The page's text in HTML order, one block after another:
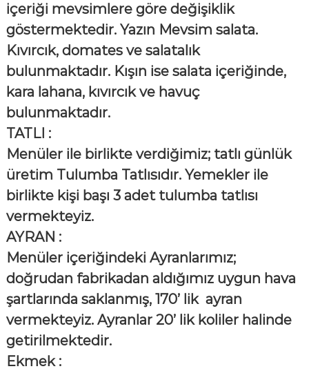
içeriği mevsimlere göre değişiklik
göstermektedir. Yazın Mevsim salata.
Kıvırcık, domates ve salatalık
bulunmaktadır. Kışın ise salata içeriğinde,
kara lahana, kıvırcık ve havuç
bulunmaktadır.
TATLI :
Menüler ile birlikte verdiğimiz; tatlı günlük
üretim Tulumba Tatlısıdır. Yemekler ile
birlikte kişi başı 3 adet tulumba tatlısı
vermekteyiz.
AYRAN :
Menüler içeriğindeki Ayranlarımız;
doğrudan fabrikadan aldığımız uygun hava
şartlarında saklanmış, 170’ lik ayran
vermekteyiz. Ayranlar 20’ lik koliler halinde
getirilmektedir.
Ekmek :